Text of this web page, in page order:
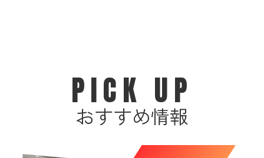
PICK UP
おすすめ情報